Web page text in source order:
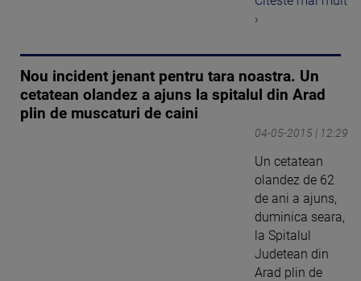
›
Nou incident jenant pentru tara noastra. Un
cetatean olandez a ajuns la spitalul din Arad
plin de muscaturi de caini
04-05-2015 | 12:29
Un cetatean
olandez de 62
de ani a ajuns,
duminica seara,
la Spitalul
Judetean din
Arad plin de